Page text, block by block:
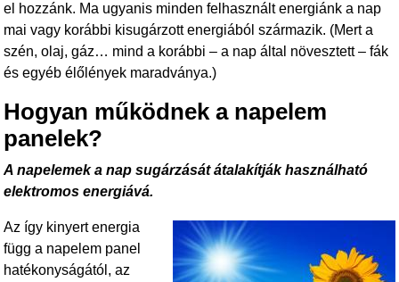
el hozzánk. Ma ugyanis minden felhasznált energiánk a nap
mai vagy korábbi kisugárzott energiából származik. (Mert a
szén, olaj, gáz… mind a korábbi – a nap által növesztett – fák
és egyéb élőlények maradványa.)
Hogyan működnek a napelem
panelek?
A napelemek a nap sugárzását átalakítják használható
elektromos energiává.
Az így kinyert energia
függ a napelem panel
hatékonyságától, az